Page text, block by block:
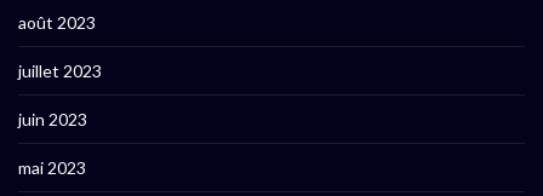
août 2023
juillet 2023
juin 2023
mai 2023